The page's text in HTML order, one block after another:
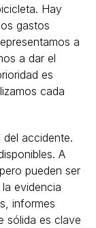
Hay
gastos
a
a dar el
es
cada
accidente.
A
pueden ser
evidencia
informes
sólida es clave